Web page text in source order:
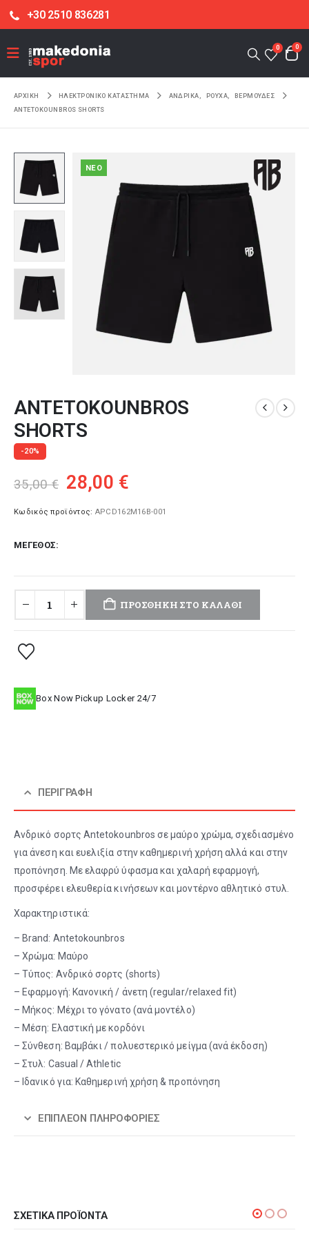
+30 2510 836281
0 0
ΑΡΧΙΚΉ ΗΛΕΚΤΡΟΝΙΚΌ ΚΑΤΆΣΤΗΜΑ ΑΝΔΡΙΚΑ ΡΟΥΧΑ
ΒΕΡΜΟΥΔΕΣ
ANTETOKOUNBROS SHORTS
NEO
ANTETOKOUNBROS
SHORTS
-20%
35,00€ Original
was:
28,00 €
τιμή
Κωδικός προϊόντος: APCD162M16B-001
ΜΈΓΕΘΟΣ
ΠΡΟΣΘΉΚΗ ΣΤΟ ΚΑΛΆΘΙ
Box Now Pickup Locker 24/7
ΠΕΡΙΓΡΑΦΉ
Ανδρικό σορτς Antetokounbros σε μαύρο χρώμα, σχεδιασμένο
για άνεση και ευελιξία στην καθημερινή χρήση αλλά και στην
προπόνηση. Με ελαφρύ ύφασμα και χαλαρή εφαρμογή,
προσφέρει ελευθερία κινήσεων και μοντέρνο αθλητικό στυλ.
Χαρακτηριστικά:
– Brand: Antetokounbros
– Χρώμα: Μαύρο
– Τύπος: Ανδρικό σορτς (shorts)
– Εφαρμογή: Κανονική / άνετη (regular/relaxed fit)
– Μήκος: Μέχρι το γόνατο (ανά μοντέλο)
– Μέση: Ελαστική με κορδόνι
– Σύνθεση: Βαμβάκι / πολυεστερικό μείγμα (ανά έκδοση)
– Στυλ: Casual / Athletic
– Ιδανικό για: Καθημερινή χρήση & προπόνηση
ΕΠΙΠΛΈΟΝ ΠΛΗΡΟΦΟΡΊΕΣ
ΣΧΕΤΙΚΆ ΠΡΟΪΌΝΤΑ